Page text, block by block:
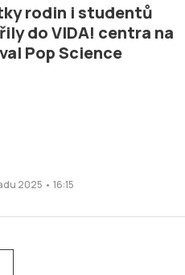
rodin i studentů
do VIDA! centra na
Pop Science
2025 • 16:15